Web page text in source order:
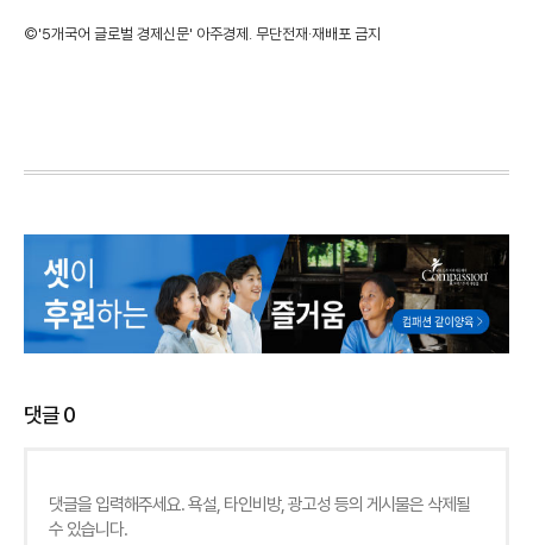
©'5개국어 글로벌 경제신문' 아주경제. 무단전재·재배포 금지
댓글0